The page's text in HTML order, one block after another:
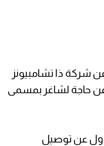
شركة ذا تشامبيونز
عن حاجة لشاغر بمسمى
عن توصيل